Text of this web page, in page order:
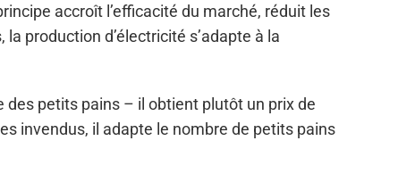
accroît l’efficacité du marché, réduit les
production d’électricité s’adapte à la
des petits pains – il obtient plutôt un prix de
invendus, il adapte le nombre de petits pains